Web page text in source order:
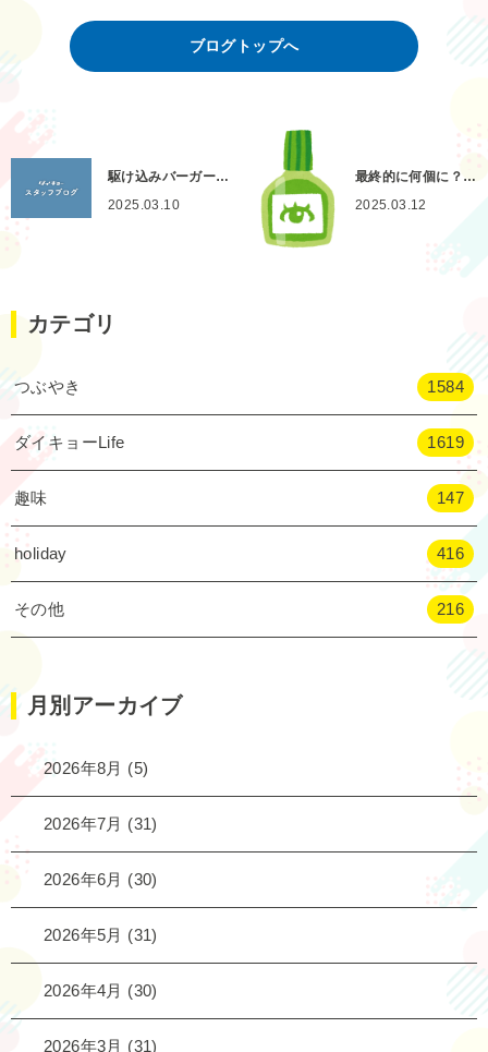
ブログトップへ
駆け込みバーガー…
2025.03.10
最終的に何個に？…
2025.03.12
カテゴリ
つぶやき 1584
ダイキョーLife 1619
趣味 147
holiday 416
その他 216
月別アーカイブ
2026年8月 (5)
2026年7月 (31)
2026年6月 (30)
2026年5月 (31)
2026年4月 (30)
2026年3月 (31)